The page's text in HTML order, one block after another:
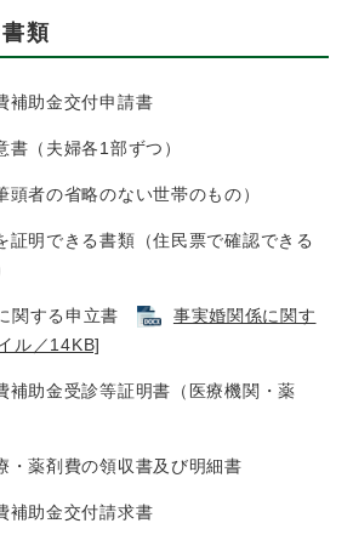
類
助金交付申請書
書（夫婦各1部ずつ）
者の省略のない世帯のもの）
明できる書類（住民票で確認できる
関する申立書
事実婚関係に関す
ル／14KB]
助金受診等証明書（医療機関・薬
薬剤費の領収書及び明細書
助金交付請求書